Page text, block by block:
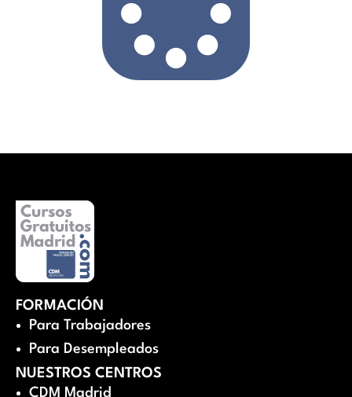
FORMACIÓN
Para Trabajadores
Para Desempleados
NUESTROS CENTROS
CDM Madrid